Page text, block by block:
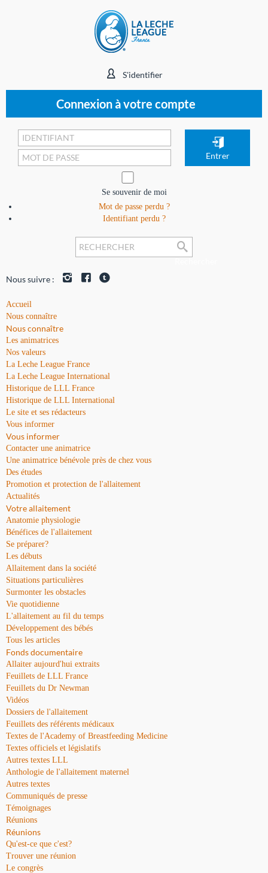
S'identifier
Connexion à votre compte
Se souvenir de moi
Mot de passe perdu ?
Identifiant perdu ?
Nous suivre :
Accueil
Nous connaître
Nous connaître
Les animatrices
Nos valeurs
La Leche League France
La Leche League International
Historique de LLL France
Historique de LLL International
Le site et ses rédacteurs
Vous informer
Vous informer
Contacter une animatrice
Une animatrice bénévole près de chez vous
Des études
Promotion et protection de l'allaitement
Actualités
Votre allaitement
Anatomie physiologie
Bénéfices de l'allaitement
Se préparer?
Les débuts
Allaitement dans la société
Situations particulières
Surmonter les obstacles
Vie quotidienne
L'allaitement au fil du temps
Développement des bébés
Tous les articles
Fonds documentaire
Allaiter aujourd'hui extraits
Feuillets de LLL France
Feuillets du Dr Newman
Vidéos
Dossiers de l'allaitement
Feuillets des référents médicaux
Textes de l'Academy of Breastfeeding Medicine
Textes officiels et législatifs
Autres textes LLL
Anthologie de l'allaitement maternel
Autres textes
Communiqués de presse
Témoignages
Réunions
Réunions
Qu'est-ce que c'est?
Trouver une réunion
Le congrès